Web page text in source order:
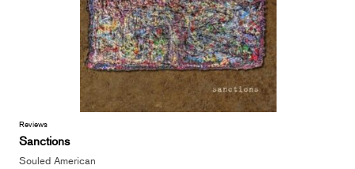
Reviews
Sanctions
Souled American